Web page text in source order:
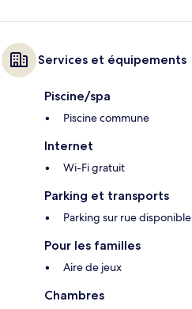
Services et équipements
Piscine/spa
Piscine commune
Internet
Wi-Fi gratuit
Parking et transports
Parking sur rue disponible
Pour les familles
Aire de jeux
Chambres